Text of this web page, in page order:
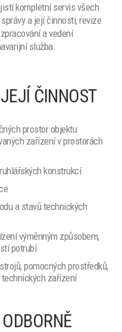
kompletní servis všech
a její činnosti, revize
a vedení
služba.
ČINNOST
prostor objektu
zařízení v prostorách
konstrukcí
a stavů technických
výměnným způsobem,
potrubí
pomocných prostředků,
zařízení